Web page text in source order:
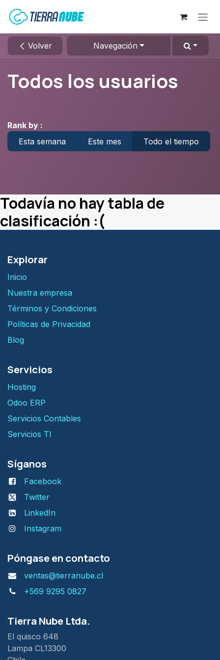
Volver Navegación
Todos los usuarios
Rank by :
Esta semana
Este mes Todo el tiempo
Todavía no hay tabla de
clasificación :(
Explorar
Inicio
Nuestra empresa
Términos y Condiciones
Políticas de Privacidad
Blog
Servicios
H​osting
Odoo ERP
Servicios Contables
Servicios TI
Síganos
Facebook
Twitter
LinkedIn
Instagram
Póngase en contacto
ventas@tierranube.cl
+569 9295 0827
Tierra Nube Ltda.
El quisco 648
Lampa CL13300